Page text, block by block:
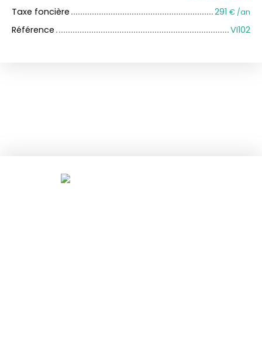
Taxe foncière
291 € /an
Référence VI102